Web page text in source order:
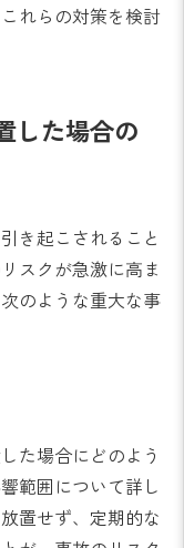
れらの対策を検討
した場合の
き起こされること
スクが急激に高ま
のような重大な事
た場合にどのよう
範囲について詳し
置せず、定期的な